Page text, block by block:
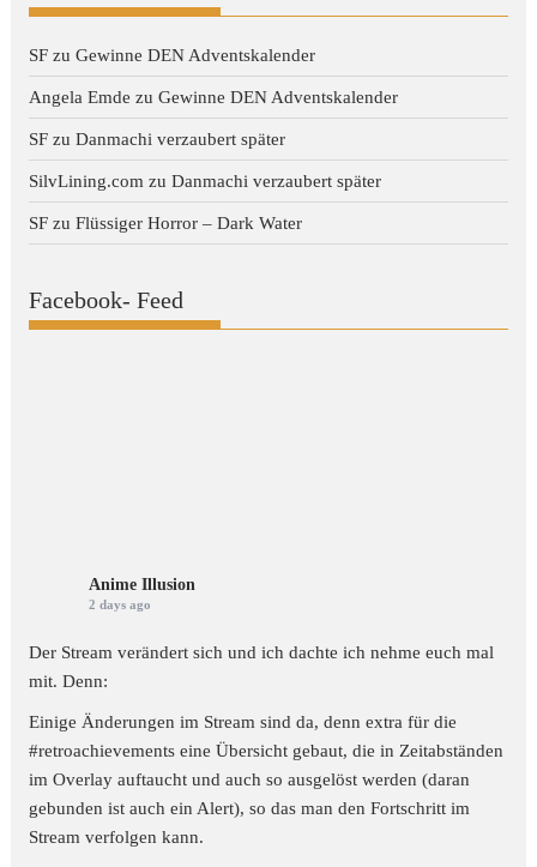
SF zuGewinne DEN Adventskalender
Angela Emde zuGewinne DEN Adventskalender
SF zuDanmachi verzaubert später
SilvLining.com zuDanmachi verzaubert später
SF zuFlüssiger Horror – Dark Water
Facebook- Feed
Anime Illusion
2 days ago
Der Stream verändert sich und ich dachte ich nehme euch mal
mit. Denn:
Einige Änderungen im Stream sind da, denn extra für die
#retroachievements eine Übersicht gebaut, die in Zeitabständen
im Overlay auftaucht und auch so ausgelöst werden (daran
gebunden ist auch ein Alert), so das man den Fortschritt im
Stream verfolgen kann.